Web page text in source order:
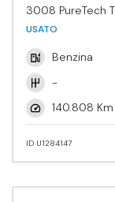
3008 PureTech
USATO
Benzina
-
140.808 Km
ID U1284147